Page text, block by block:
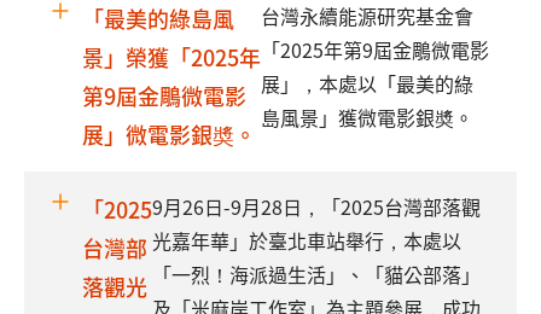
「最美的綠島風
景」榮獲「2025年
第9屆金鵰微電影
展」微電影銀奬。
台灣永續能源研究基金會
「2025年第9屆金鵰微電影
展」，本處以「最美的綠
島風景」獲微電影銀奬。
「2025
台灣部
落觀光
9月26日-9月28日，「2025台灣部落觀
光嘉年華」於臺北車站舉行，本處以
「一烈！海派過生活」、「貓公部落」
及「米麻岸工作室」為主題參展，成功